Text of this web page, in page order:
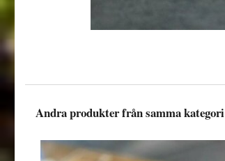
Andra produkter från samma kategori